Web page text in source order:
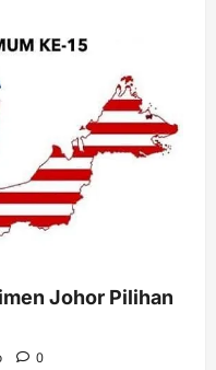
Johor Pilihan
0